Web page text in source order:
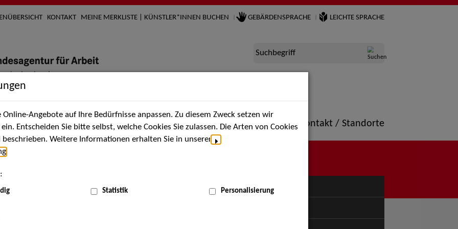
KONTAKT MEINE MERKLISTE | KÜNSTLER*INNEN BUCHEN GEBÄRDENSPRACHE LEICHTE SPRACHE
Suchbegriff
Künstler*innen Über uns Aktuelles Termine Portfolio Kontakt / Standorte
Show
MENÜ
Angebote auf Ihre Bedürfnisse anpassen. Zu diesem Zweck setzen wir
Entscheiden Sie bitte selbst, welche Cookies Sie zulassen. Die Arten von Cookies
Weitere Informationen erhalten Sie in unserer
Statistik Personalisierung